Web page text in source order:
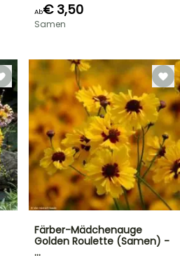
Ab€ 3,50
Samen
Färber-Mädchenauge
Golden Roulette (Samen) -
…